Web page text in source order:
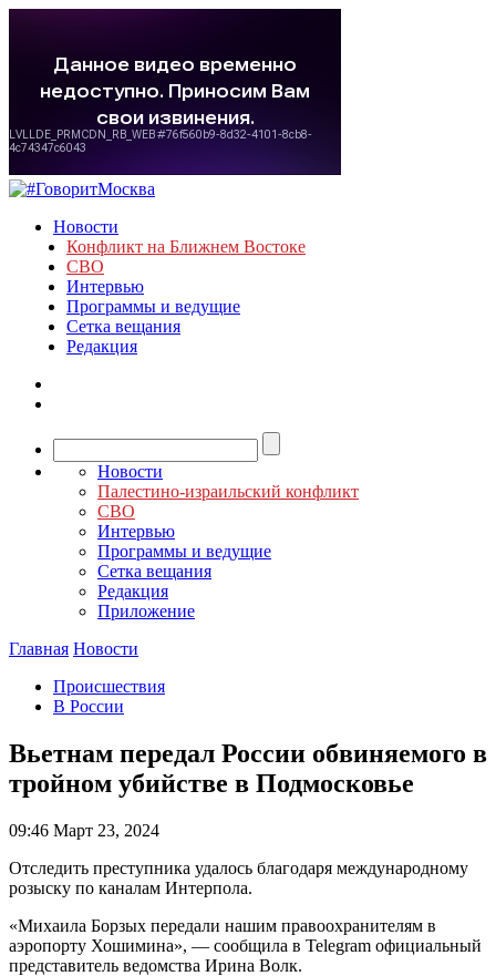
Новости
Конфликт на Ближнем Востоке
СВО
Интервью
Программы и ведущие
Сетка вещания
Редакция
Новости
Палестино-израильский конфликт
СВО
Интервью
Программы и ведущие
Сетка вещания
Редакция
Приложение
Главная Новости
Происшествия
В России
Вьетнам передал России обвиняемого в
тройном убийстве в Подмосковье
09:46 Март 23, 2024
Отследить преступника удалось благодаря международному
розыску по каналам Интерпола.
«Михаила Борзых передали нашим правоохранителям в
аэропорту Хошимина», — сообщила в Telegram официальный
представитель ведомства Ирина Волк.